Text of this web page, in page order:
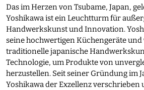
Das im Herzen von Tsubame, Japan,
Yoshikawa ist ein Leuchtturm für
Handwerkskunst und Innovation.
seine hochwertigen Küchengeräte
traditionelle japanische
Technologie, um Produkte von
herzustellen. Seit seiner Gründung im
Yoshikawa der Exzellenz verschrieben